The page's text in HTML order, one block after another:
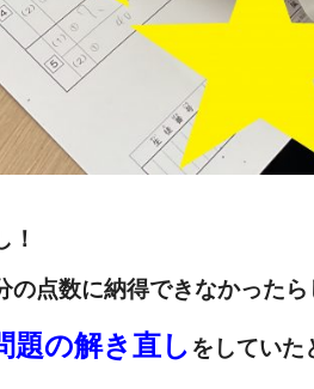
！
の点数に納得できなかったら
題の解き直し をしていた